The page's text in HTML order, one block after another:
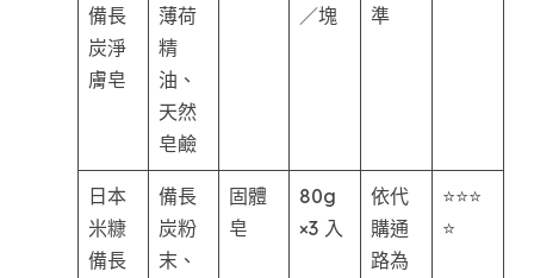
備長
炭淨
膚皂
薄荷
精
油、
天然
皂鹼
／塊
準
日本
米糠
備長
備長
炭粉
末、
固體
皂
80g
×3 入
依代
購通
路為
⭐⭐⭐
⭐